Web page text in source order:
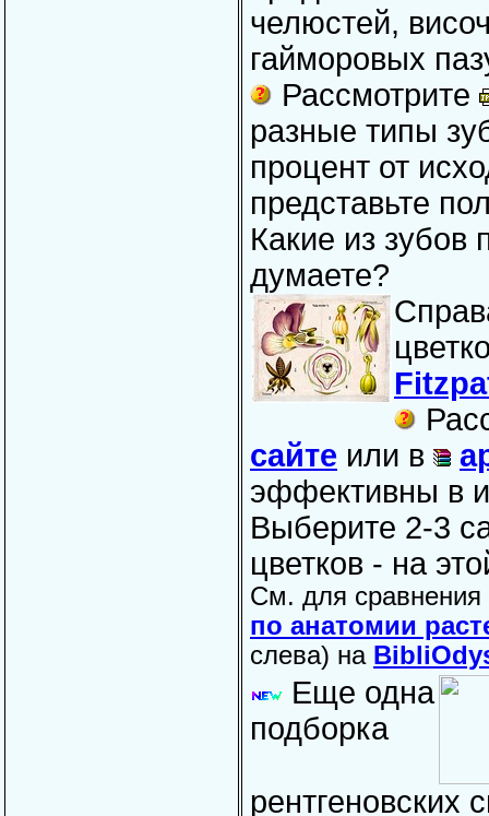
челюстей,
гайморовых
Рассмотрите
разные типы
процент от
представьте
Какие из
думаете?
сайте или в
эффективны в
Выберите 2-3
цветков - на
См. для сравнения
по анатомии
слева) на
Еще одна
подборка
рентгеновских